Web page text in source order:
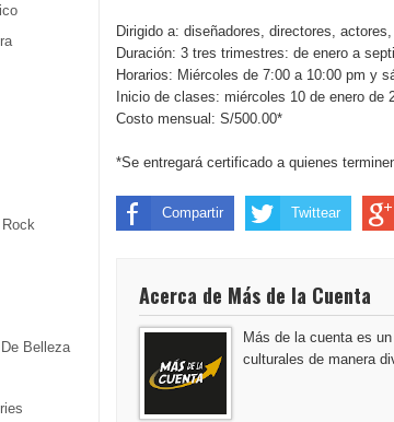
Rock
Belleza
Dirigido a: diseñadores, directores,
Duración: 3 tres trimestres: de enero a
Horarios: Miércoles de 7:00 a 10:00 pm y
Inicio de clases: miércoles 10 de enero de
Costo mensual: S/500.00*
*Se entregará certificado a quienes
Compartir Twittear
Acerca de Más de la Cuenta
Más de la cuenta es
culturales de manera